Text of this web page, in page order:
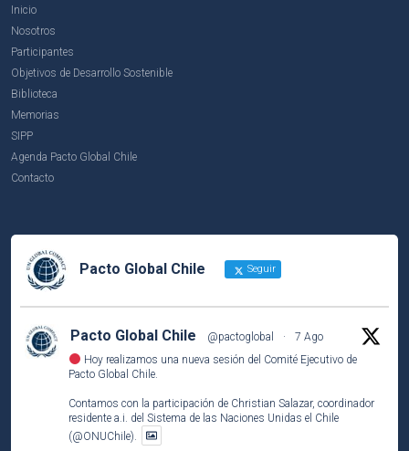
Inicio
Nosotros
Participantes
Objetivos de Desarrollo Sostenible
Biblioteca
Memorias
SIPP
Agenda Pacto Global Chile
Contacto
Pacto Global Chile Seguir
Pacto Global Chile @pactoglobal ·
7 Ago
Hoy realizamos una nueva sesión del Comité Ejecutivo de
Pacto Global Chile.
Contamos con la participación de Christian Salazar, coordinador
residente a.i. del Sistema de las Naciones Unidas el Chile
(@ONUChile).